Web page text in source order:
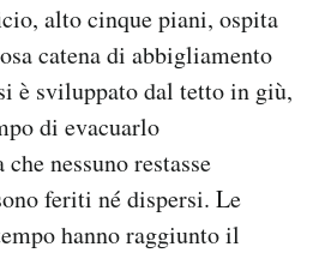
alto cinque piani, ospita
catena di abbigliamento
è sviluppato dal tetto in giù,
di evacuarlo
nessuno restasse
feriti né dispersi. Le
hanno raggiunto il